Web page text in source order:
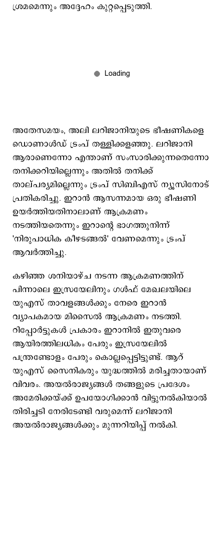
ശ്രമമെന്നും അദ്ദേഹം കുറ്റപ്പെടുത്തി.
അതേസമയം, അലി ലറിജാനിയുടെ ഭീഷണികളെ
ഡൊണാൾഡ് ട്രംപ് തള്ളിക്കളഞ്ഞു. ലറിജാനി
ആരാണെന്നോ എന്താണ് സംസാരിക്കുന്നതെന്നോ
തനിക്കറിയില്ലെന്നും അതിൽ തനിക്ക്
താല്പര്യമില്ലെന്നും ട്രംപ് സിബിഎസ് ന്യൂസിനോട്
പ്രതികരിച്ചു. ഇറാൻ ആസന്നമായ ഒരു ഭീഷണി
ഉയർത്തിയതിനാലാണ് ആക്രമണം
നടത്തിയതെന്നും ഇറാന്റെ ഭാഗത്തുനിന്ന്
'നിരുപാധിക കീഴടങ്ങൽ' വേണമെന്നും ട്രംപ്
ആവർത്തിച്ചു.
കഴിഞ്ഞ ശനിയാഴ്ച നടന്ന ആക്രമണത്തിന്
പിന്നാലെ ഇസ്രയേലിനും ഗൾഫ് മേഖലയിലെ
യുഎസ് താവളങ്ങൾക്കും നേരെ ഇറാൻ
വ്യാപകമായ മിസൈൽ ആക്രമണം നടത്തി.
റിപ്പോർട്ടുകൾ പ്രകാരം ഇറാനിൽ ഇതുവരെ
ആയിരത്തിലധികം പേരും ഇസ്രയേലിൽ
പന്ത്രണ്ടോളം പേരും കൊല്ലപ്പെട്ടിട്ടുണ്ട്. ആറ്
യുഎസ് സൈനികരും യുദ്ധത്തിൽ മരിച്ചതായാണ്
വിവരം. അയൽരാജ്യങ്ങൾ തങ്ങളുടെ പ്രദേശം
അമേരിക്കയ്ക്ക് ഉപയോഗിക്കാൻ വിട്ടുനൽകിയാൽ
തിരിച്ചടി നേരിടേണ്ടി വരുമെന്ന് ലറിജാനി
അയൽരാജ്യങ്ങൾക്കും മുന്നറിയിപ്പ് നൽകി.